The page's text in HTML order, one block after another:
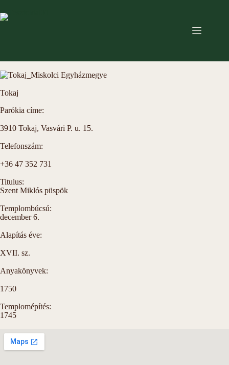
Tokaj
Parókia címe:
3910 Tokaj, Vasvári P. u. 15.
Telefonszám:
+36 47 352 731
Titulus:
Szent Miklós püspök
Templombúcsú:
december 6.
Alapítás éve:
XVII. sz.
Anyakönyvek:
1750
Templomépítés:
1745